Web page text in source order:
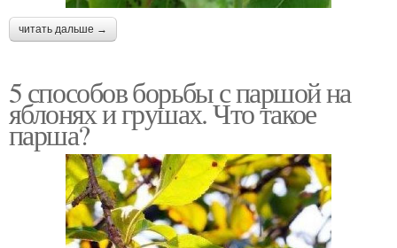
читать дальше →
5 способов борьбы с паршой на
яблонях и грушах. Что такое
парша?